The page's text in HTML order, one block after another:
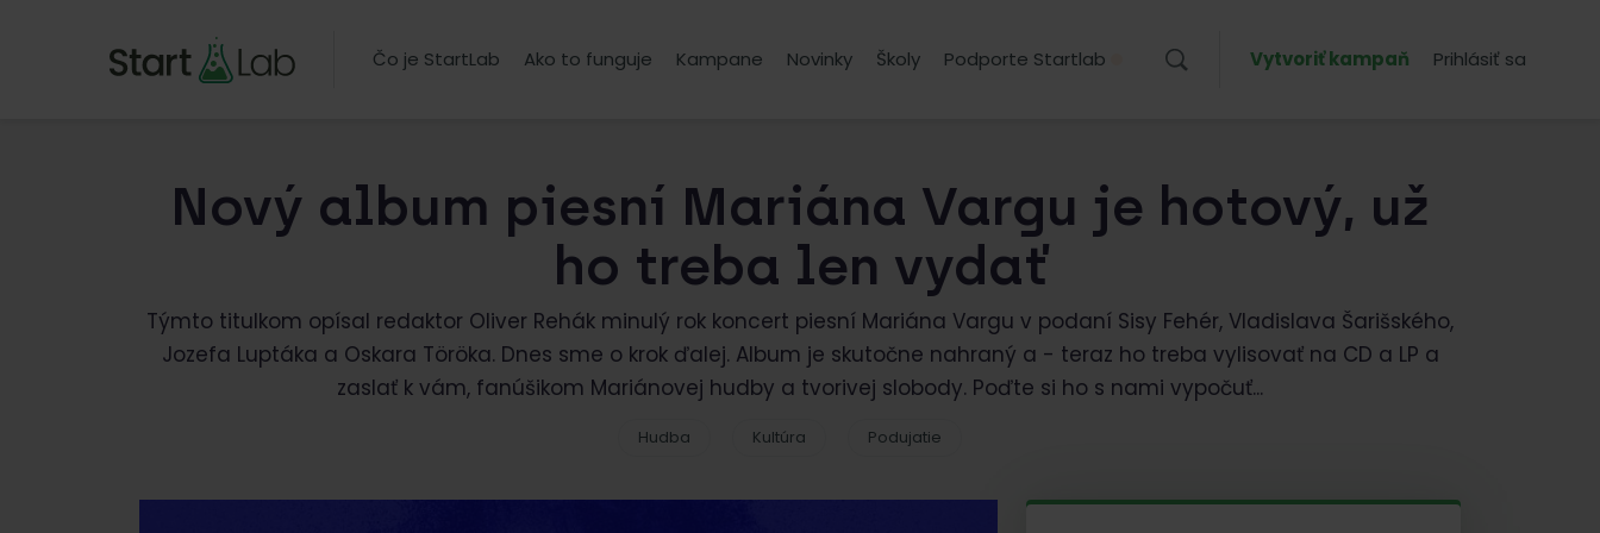
Čo je StartLab Ako to funguje Kampane Novinky Školy Podporte Startlab Vytvoriť kampaň Prihlásiť sa
Nový album piesní Mariána Vargu je hotový, už
ho treba len vydať
Týmto titulkom opísal redaktor Oliver Rehák minulý rok koncert piesní Mariána Vargu v podaní Sisy Fehér, Vladislava Šarišského,
Jozefa Luptáka a Oskara Töröka. Dnes sme o krok ďalej. Album je skutočne nahraný a - teraz ho treba vylisovať na CD a LP a
zaslať k vám, fanúšikom Mariánovej hudby a tvorivej slobody. Poďte si ho s nami vypočuť...
Hudba Kultúra Podujatie